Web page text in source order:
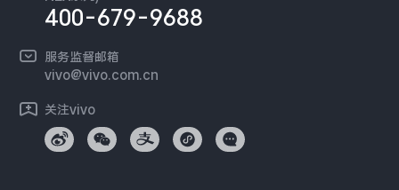
Log还原LUTs下载
vivo 办公套件
vivo 蔡司影像
开发者社区
400-679-9688
服务监督邮箱
vivo@vivo.com.cn
关注vivo